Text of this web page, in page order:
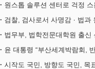
원스톱 솔루션 센터로 걱정 스
검찰, 검사로서 사명감 · 법과
법무부, 법학전문대학원 출신
윤 대통령 “부산세계박람회,
시작도 국민, 방향도 국민, 목